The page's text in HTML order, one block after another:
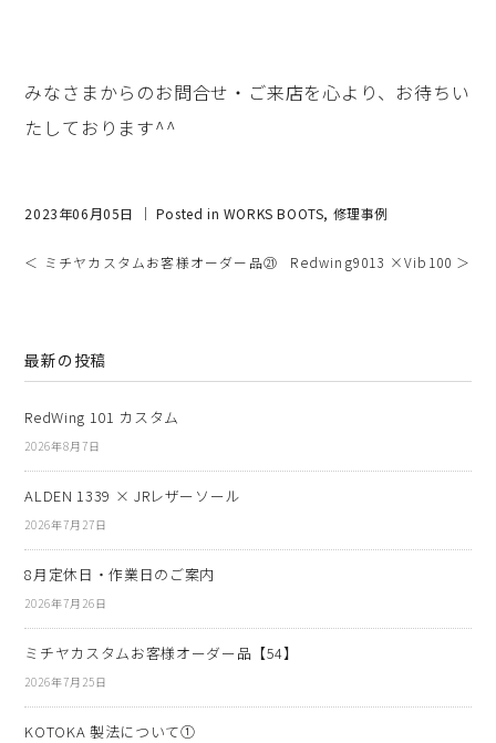
みなさまからのお問合せ・ご来店を心より、お待ちい
たしております^^
2023年06月05日 ｜ Posted in WORKS BOOTS, 修理事例
＜ ミチヤカスタムお客様オーダー品㉑ Redwing9013 ×Vib100 ＞
最新の投稿
RedWing 101 カスタム
2026年8月7日
ALDEN 1339 × JRレザーソール
2026年7月27日
8月定休日・作業日のご案内
2026年7月26日
ミチヤカスタムお客様オーダー品【54】
2026年7月25日
KOTOKA 製法について①